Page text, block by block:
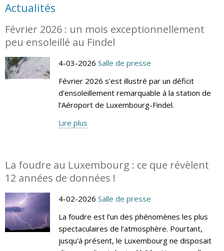
Actualités
Février 2026 : un mois exceptionnellement
peu ensoleillé au Findel
4-03-2026 Salle de presse
Février 2026 s’est illustré par un déficit
d’ensoleillement remarquable à la station de
l’Aéroport de Luxembourg-Findel.
Lire plus
La foudre au Luxembourg : ce que révèlent
12 années de données !
4-02-2026 Salle de presse
La foudre est l’un des phénomènes les plus
spectaculaires de l’atmosphère. Pourtant,
jusqu’à présent, le Luxembourg ne disposait